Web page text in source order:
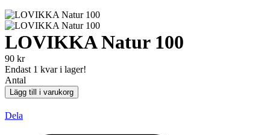
LOVIKKA Natur 100
90 kr
Endast 1 kvar i lager!
Antal
Lägg till i varukorg
Dela